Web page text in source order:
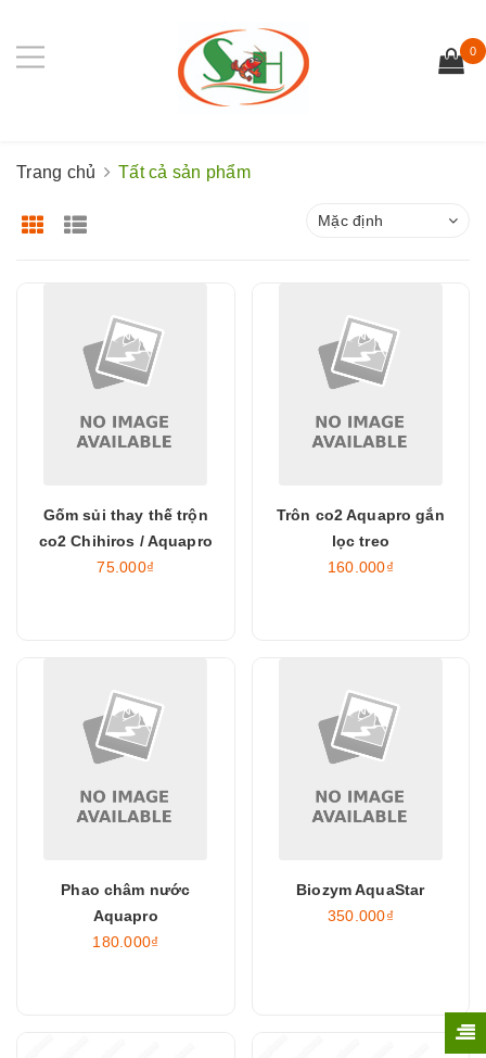
0
Trang chủ Tất cả sản phẩm
Mặc định
Gốm sủi thay thế trộn
co2 Chihiros / Aquapro
75.000₫
Trôn co2 Aquapro gắn
lọc treo
160.000₫
Phao châm nước
Aquapro
180.000₫
Biozym AquaStar
350.000₫